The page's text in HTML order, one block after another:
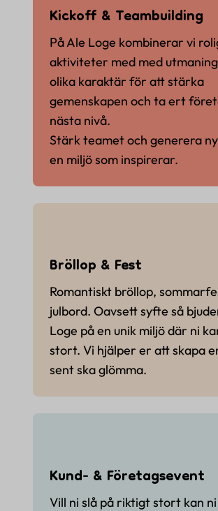
Kickoff & Teambuilding
På Ale Loge kombinerar vi
aktiviteter med med
olika karaktär för att stärka
gemenskapen och ta ert
nästa nivå.
Stärk teamet och generera
en miljö som inspirerar.
Bröllop & Fest
Romantiskt bröllop,
julbord. Oavsett syfte så
Loge på en unik miljö där ni
stort. Vi hjälper er att skapa
sent ska glömma.
Kund- & Företagsevent
Vill ni slå på riktigt stort kan ni